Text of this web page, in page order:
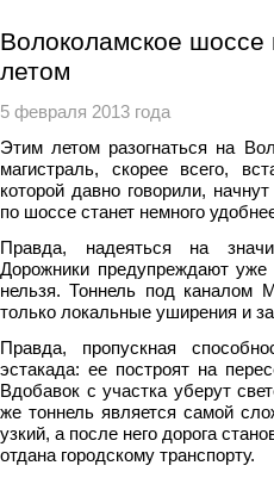
Волоколамское шоссе
летом
5 февраля 2013 года
Этим летом разогнаться на
магистраль, скорее всего,
которой давно говорили,
по шоссе станет немного
Правда, надеяться на
Дорожники предупреждают уже
нельзя. Тоннель под каналом
только локальные уширения и
Правда, пропускная
эстакада: ее построят на
Вдобавок с участка уберут
же тоннель является самой
узкий, а после него дорога
отдана городскому транспорту.